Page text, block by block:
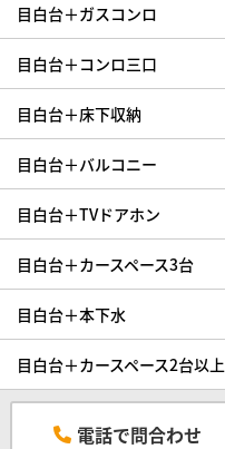
目白台＋ガスコンロ
目白台＋コンロ三口
目白台＋床下収納
目白台＋バルコニー
目白台＋TVドアホン
目白台＋カースペース3台
目白台＋本下水
目白台＋カースペース2台以上
電話で問合わせ